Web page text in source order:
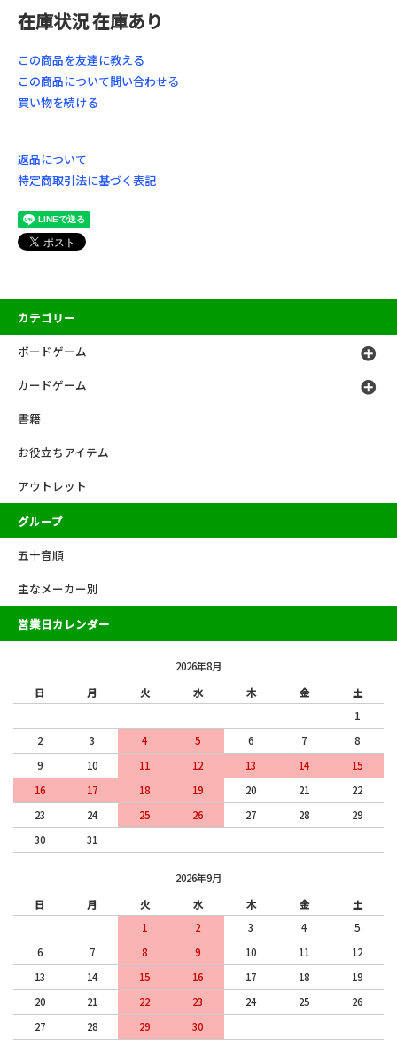
在庫状況 在庫あり
この商品を友達に教える
この商品について問い合わせる
買い物を続ける
返品について
特定商取引法に基づく表記
カテゴリー
ボードゲーム
カードゲーム
書籍
お役立ちアイテム
アウトレット
グループ
五十音順
主なメーカー別
営業日カレンダー
2026年8月
日
月 火 水 木 金
土
1
2
3 4 5 6 7
8
9
10 11 12 13 14
15
16
17 18 19 20 21
22
23
24 25 26 27 28
29
30
31
2026年9月
日
月 火 水 木 金
土
1
2 3 4
5
6
7 8 9 10 11
12
13
14 15 16 17 18
19
20
21 22 23 24 25
26
27
28 29 30